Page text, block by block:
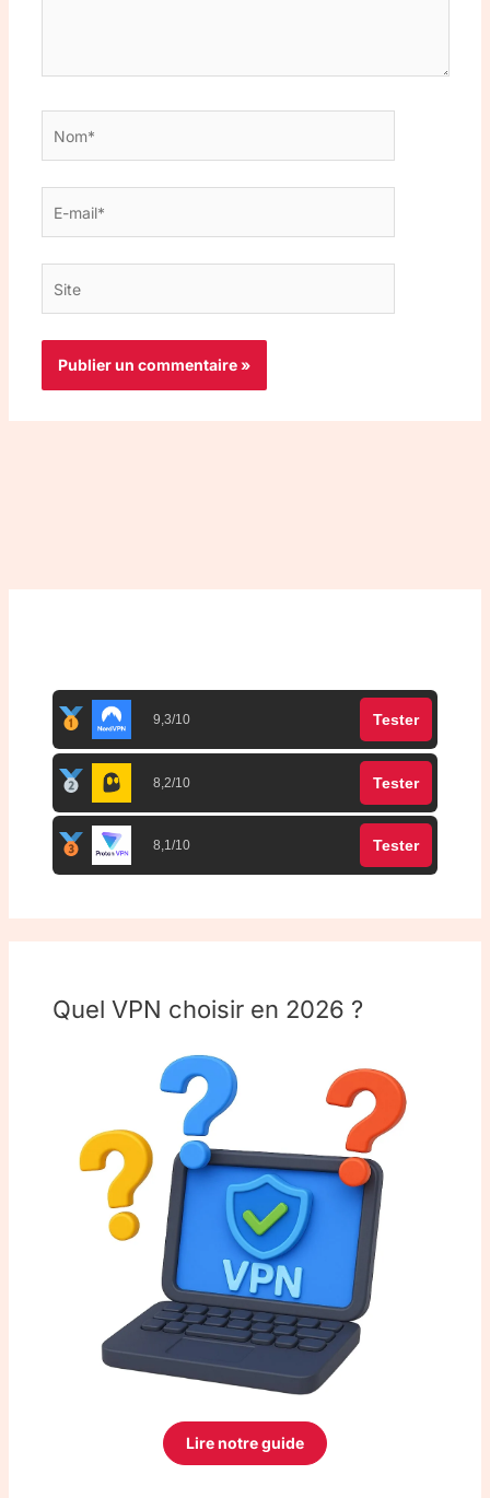
mail*
9,3/10 Tester
8,2/10 Tester
8,1/10 Tester
Quel VPN choisir en 2026 ?
Lire notre guide